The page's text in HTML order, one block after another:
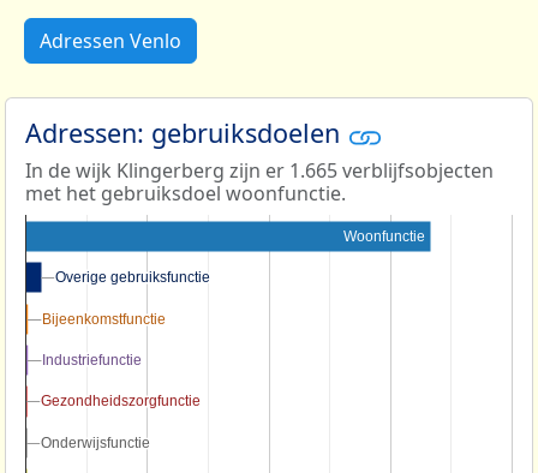
Adressen Venlo
Adressen: gebruiksdoelen
In de wijk Klingerberg zijn er 1.665 verblijfsobjecten
met het gebruiksdoel woonfunctie.
Woonfunctie
Overige gebruiksfunctie
Overige gebruiksfunctie
Bijeenkomstfunctie
Bijeenkomstfunctie
Industriefunctie
Industriefunctie
Gezondheidszorgfunctie
Gezondheidszorgfunctie
Onderwijsfunctie
Onderwijsfunctie